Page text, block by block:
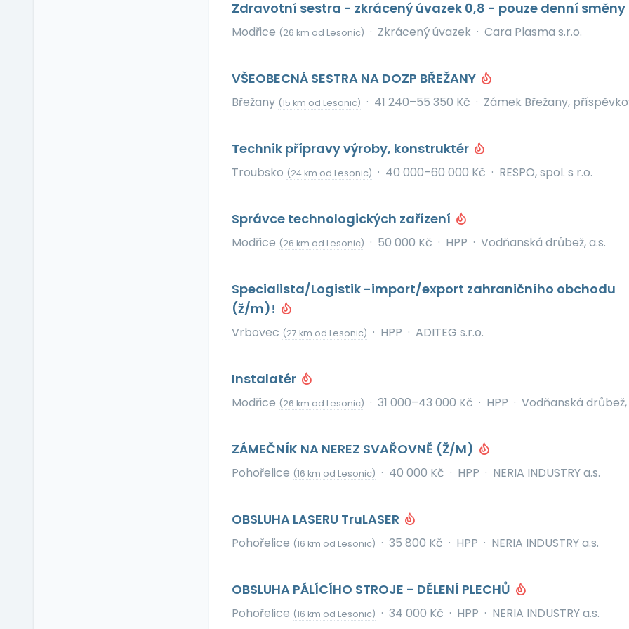
Zdravotní sestra - zkrácený úvazek 0,8 - pouze denní směny
Modřice (26 km od Lesonic) · Zkrácený úvazek · Cara Plasma s.r.o.
VŠEOBECNÁ SESTRA NA DOZP BŘEŽANY
Břežany (15 km od Lesonic) · 41 240–55 350 Kč · Zámek Břežany,
Technik přípravy výroby, konstruktér
Troubsko (24 km od Lesonic) · 40 000–60 000 Kč · RESPO, spol. s r.o.
Správce technologických zařízení
Modřice (26 km od Lesonic) · 50 000 Kč · HPP · Vodňanská drůbež, a.s.
Specialista/Logistik -import/export zahraničního obchodu
(ž/m)!
Vrbovec (27 km od Lesonic) · HPP · ADITEG s.r.o.
Instalatér
Modřice (26 km od Lesonic) · 31 000–43 000 Kč · HPP · Vodňanská drůbež,
ZÁMEČNÍK NA NEREZ SVAŘOVNĚ (Ž/M)
Pohořelice (16 km od Lesonic) · 40 000 Kč · HPP · NERIA INDUSTRY a.s.
OBSLUHA LASERU TruLASER
Pohořelice (16 km od Lesonic) · 35 800 Kč · HPP · NERIA INDUSTRY a.s.
OBSLUHA PÁLÍCÍHO STROJE - DĚLENÍ PLECHŮ
Pohořelice (16 km od Lesonic) · 34 000 Kč · HPP · NERIA INDUSTRY a.s.